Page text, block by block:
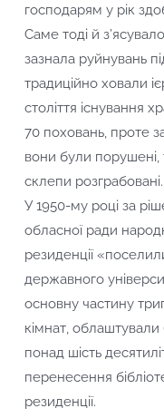
господарям у рік
Саме тоді й
зазнала руйнувань
традиційно ховали
століття існування
70 поховань, проте
вони були порушені,
склепи розграбовані.
У 1950-му році за
обласної ради
резиденції
державного
основну частину
кімнат, облаштували
понад шість
перенесення
резиденції.